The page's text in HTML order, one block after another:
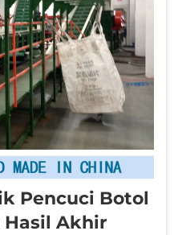
Pencuci Botol
Hasil Akhir